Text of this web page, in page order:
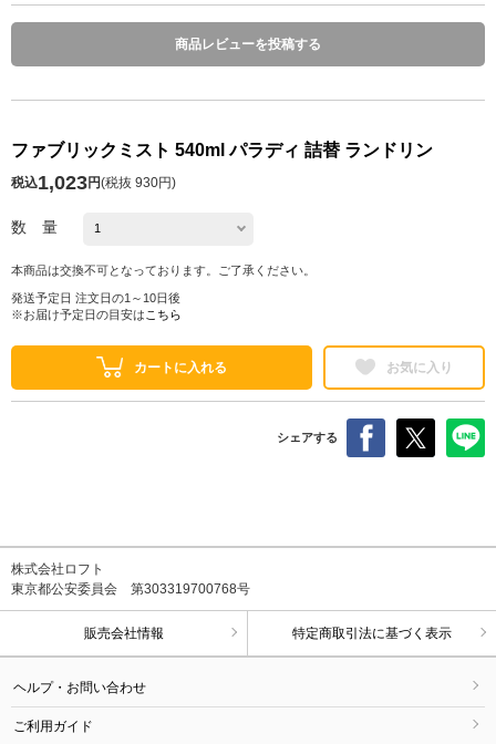
商品レビューを投稿する
ファブリックミスト 540ml パラディ 詰替 ランドリン
税込1,023円(税抜 930円)
数 量
本商品は交換不可となっております。ご了承ください。
発送予定日 注文日の1～10日後
※お届け予定日の目安は こちら
カートに入れる お気に入り
シェアする
株式会社ロフト
東京都公安委員会 第303319700768号
販売会社情報 特定商取引法に基づく表示
ヘルプ・お問い合わせ
ご利用ガイド